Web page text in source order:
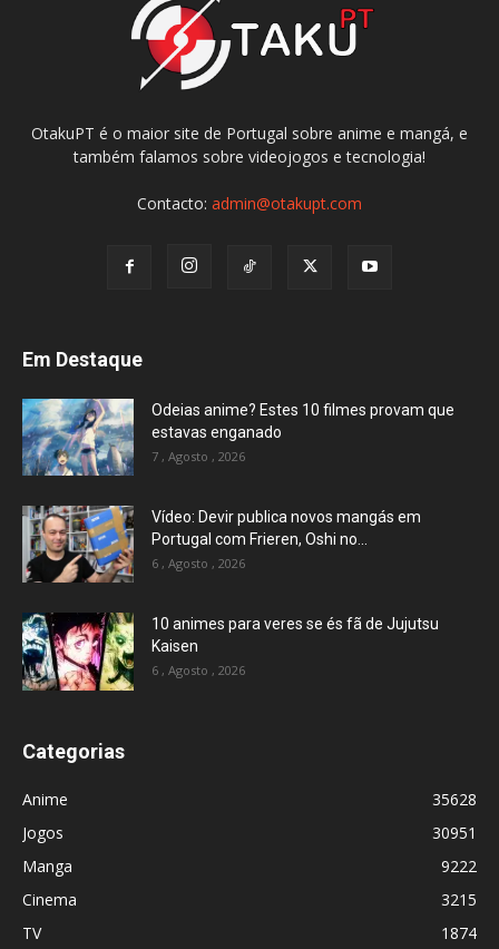
OtakuPT é o maior site de Portugal sobre anime e mangá, e
também falamos sobre videojogos e tecnologia!
Contacto: admin@otakupt.com
Em Destaque
Odeias anime? Estes 10 filmes provam que
estavas enganado
7 , Agosto , 2026
Vídeo: Devir publica novos mangás em
Portugal com Frieren, Oshi no...
6 , Agosto , 2026
10 animes para veres se és fã de Jujutsu
Kaisen
6 , Agosto , 2026
Categorias
Anime
35628
Jogos
30951
Manga
9222
Cinema
3215
TV
1874